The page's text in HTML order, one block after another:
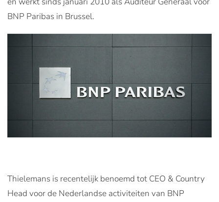
BNP Paribas in Brussel.
Thielemans is recentelijk benoemd tot CEO & Country
Head voor de Nederlandse activiteiten van BNP